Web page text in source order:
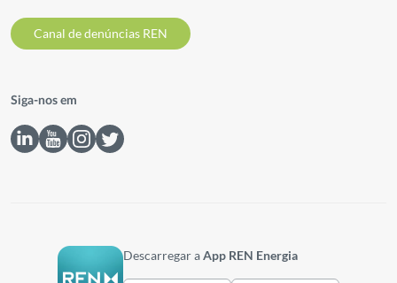
Canal de denúncias REN
Siga-nos em
Descarregar aApp REN Energia